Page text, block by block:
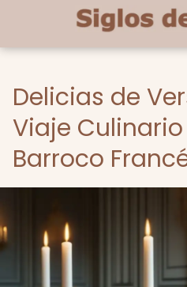
Delicias de
Viaje
Barroco